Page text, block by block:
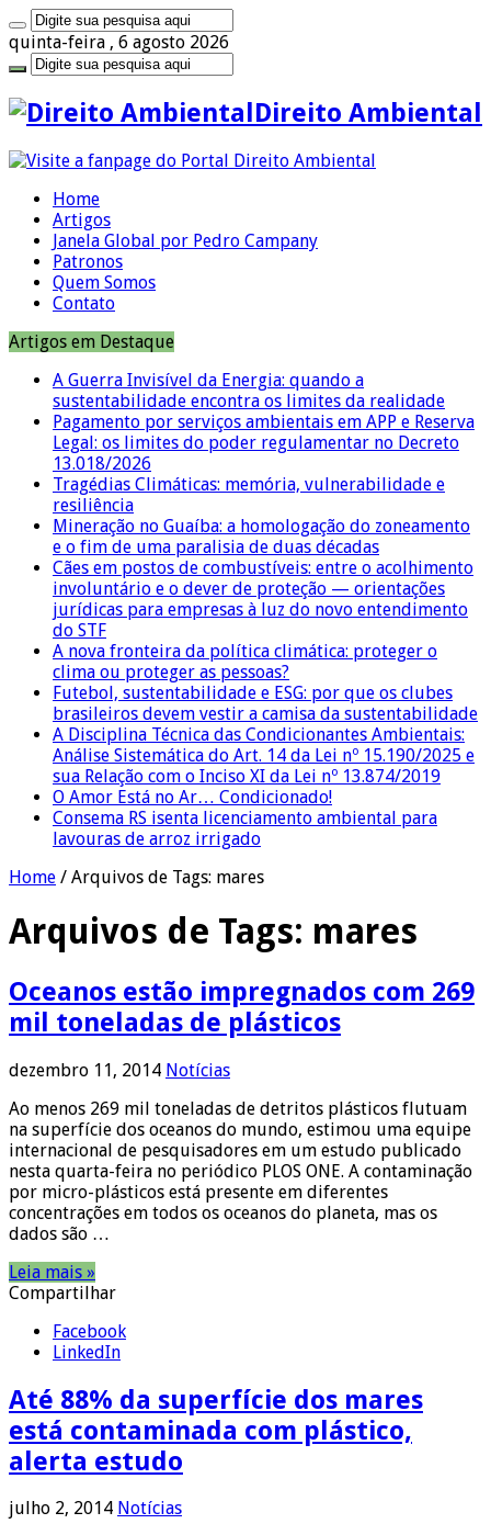
quinta-feira , 6 agosto 2026
Direito Ambiental
Home
Artigos
Janela Global por Pedro Campany
Patronos
Quem Somos
Contato
Artigos em Destaque
A Guerra Invisível da Energia: quando a
sustentabilidade encontra os limites da realidade
Pagamento por serviços ambientais em APP e Reserva
Legal: os limites do poder regulamentar no Decreto
13.018/2026
Tragédias Climáticas: memória, vulnerabilidade e
resiliência
Mineração no Guaíba: a homologação do zoneamento
e o fim de uma paralisia de duas décadas
Cães em postos de combustíveis: entre o acolhimento
involuntário e o dever de proteção — orientações
jurídicas para empresas à luz do novo entendimento
do STF
A nova fronteira da política climática: proteger o
clima ou proteger as pessoas?
Futebol, sustentabilidade e ESG: por que os clubes
brasileiros devem vestir a camisa da sustentabilidade
A Disciplina Técnica das Condicionantes Ambientais:
Análise Sistemática do Art. 14 da Lei nº 15.190/2025 e
sua Relação com o Inciso XI da Lei nº 13.874/2019
O Amor Está no Ar… Condicionado!
Consema RS isenta licenciamento ambiental para
lavouras de arroz irrigado
Home / Arquivos de Tags: mares
Arquivos de Tags: mares
Oceanos estão impregnados com 269
mil toneladas de plásticos
dezembro 11, 2014 Notícias
Ao menos 269 mil toneladas de detritos plásticos flutuam
na superfície dos oceanos do mundo, estimou uma equipe
internacional de pesquisadores em um estudo publicado
nesta quarta-feira no periódico PLOS ONE. A contaminação
por micro-plásticos está presente em diferentes
concentrações em todos os oceanos do planeta, mas os
dados são …
Leia mais »
Compartilhar
Facebook
LinkedIn
Até 88% da superfície dos mares
está contaminada com plástico,
alerta estudo
julho 2, 2014 Notícias